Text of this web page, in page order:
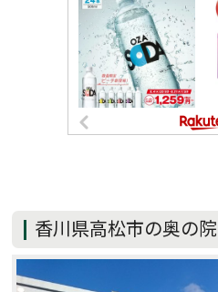
香川県高松市の奥の